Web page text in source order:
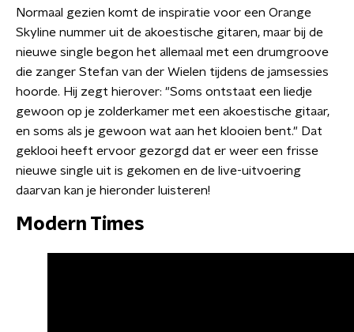
Normaal gezien komt de inspiratie voor een Orange
Skyline nummer uit de akoestische gitaren, maar bij de
nieuwe single begon het allemaal met een drumgroove
die zanger Stefan van der Wielen tijdens de jamsessies
hoorde. Hij zegt hierover: "Soms ontstaat een liedje
gewoon op je zolderkamer met een akoestische gitaar,
en soms als je gewoon wat aan het klooien bent." Dat
geklooi heeft ervoor gezorgd dat er weer een frisse
nieuwe single uit is gekomen en de live-uitvoering
daarvan kan je hieronder luisteren!
Modern Times